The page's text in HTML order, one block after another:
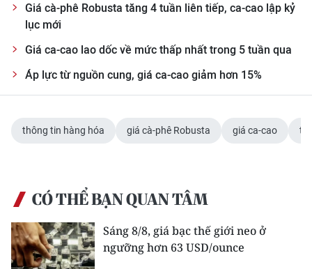
Giá cà-phê Robusta tăng 4 tuần liên tiếp, ca-cao lập kỷ
lục mới
Giá ca-cao lao dốc về mức thấp nhất trong 5 tuần qua
Áp lực từ nguồn cung, giá ca-cao giảm hơn 15%
thông tin hàng hóa giá cà-phê Robusta giá ca-cao thị
CÓ THỂ BẠN QUAN TÂM
Sáng 8/8, giá bạc thế giới neo ở
ngưỡng hơn 63 USD/ounce